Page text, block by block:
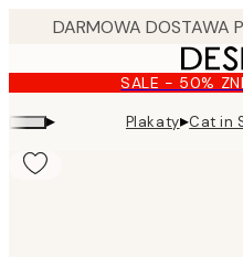
content.
SALE - 50%
▸ Plakaty▸Cat in